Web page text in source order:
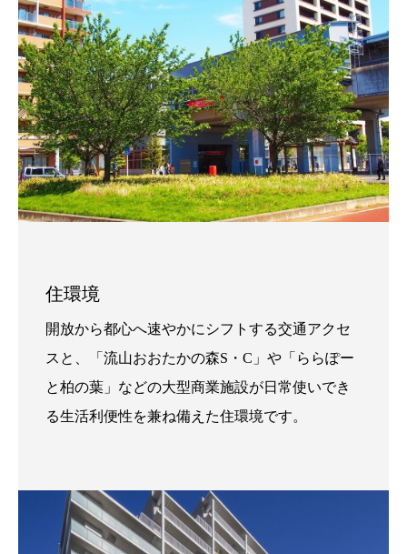
住環境
開放から都心へ速やかにシフトする交通アクセ
スと、「流山おおたかの森S・C」や「ららぽー
と柏の葉」などの大型商業施設が日常使いでき
る生活利便性を兼ね備えた住環境です。